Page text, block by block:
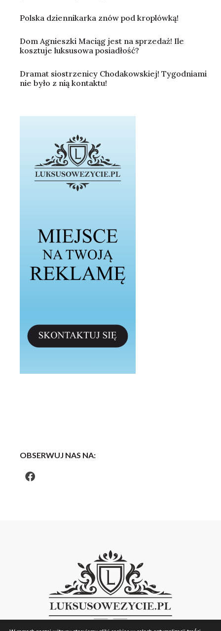
Polska dziennikarka znów pod kroplówką!
Dom Agnieszki Maciąg jest na sprzedaż! Ile
kosztuje luksusowa posiadłość?
Dramat siostrzenicy Chodakowskiej! Tygodniami
nie było z nią kontaktu!
OBSERWUJ NAS NA: